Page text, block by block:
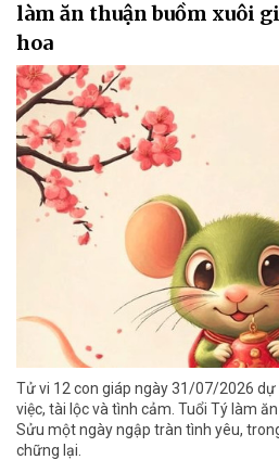
làm ăn thuận buồm xuôi
hoa
Tử vi 12 con giáp ngày 31/07/2026 dự
việc, tài lộc và tình cảm. Tuổi Tý làm
Sửu một ngày ngập tràn tình yêu,
chững lại.